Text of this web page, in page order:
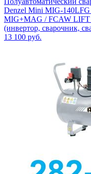
Denzel Mini MIG-
MIG+MAG / FCAW LIFT
(инвертор, сварочник,
13 100 руб.